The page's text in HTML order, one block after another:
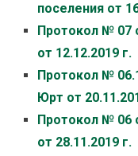
поселения от
Протокол № 07
от 12.12.2019 г.
Протокол №
Юрт от
Протокол № 06
от 28.11.2019 г.